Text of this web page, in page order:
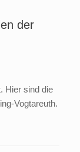
der
Hier sind die
Vogtareuth.